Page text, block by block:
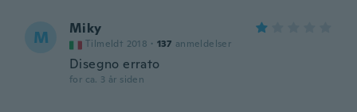
M Miky
Tilmeldt 2018 · 137 anmeldelser
Disegno errato
for ca. 3 år siden